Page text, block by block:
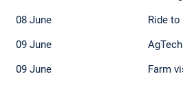
08 June
Ride to
09 June
09 June
Farm